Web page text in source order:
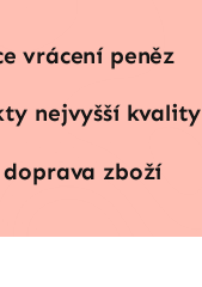
vrácení peněz
nejvyšší kvality
doprava zboží